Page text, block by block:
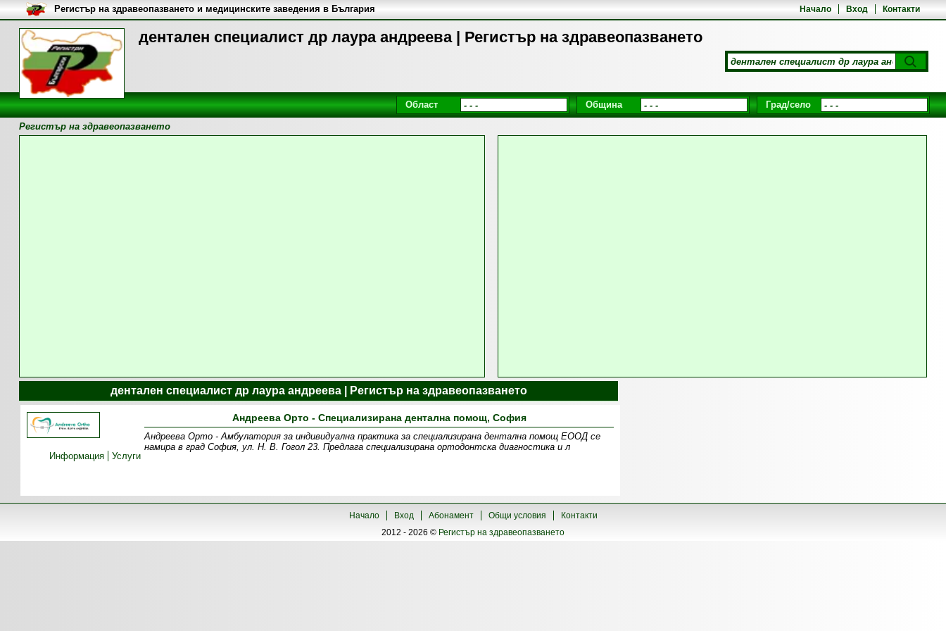
дентален специалист др лаура андреева | Регистър на здравеопазването
Начало Вход Контакти
Регистър на здравеопазването и медицинските заведения в България
Област Община Град/село
Регистър на здравеопазването
дентален специалист др лаура андреева | Регистър на здравеопазването
Андреева Орто - Специализирана дентална помощ, София
Андреева Орто - Амбулатория за индивидуална практика за специализирана дентална помощ ЕООД се
намира в град София, ул. Н. В. Гогол 23. Предлага специализирана ортодонтска диагностика и л
Информация
Услуги
Начало Вход Абонамент Общи условия
Контакти
2012 - 2026 © Регистър на здравеопазването